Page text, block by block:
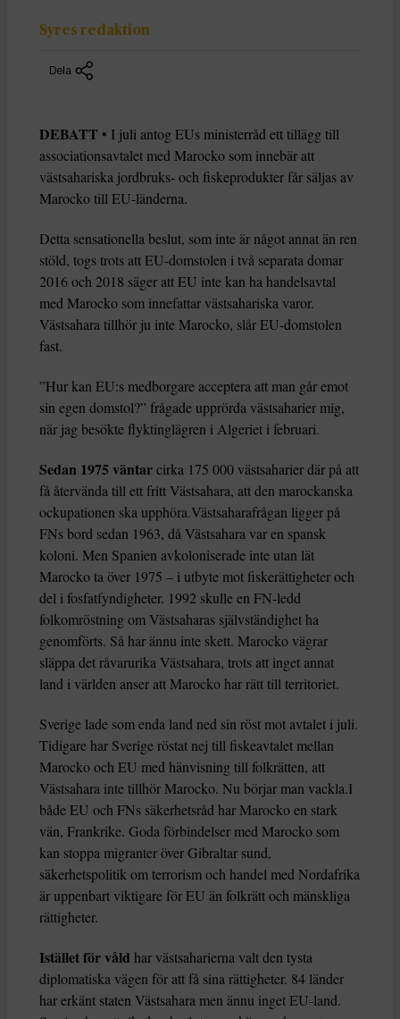
Syres redaktion
Dela
DEBATT • I juli antog EUs ministerråd ett tillägg till
associationsavtalet med Marocko som innebär att
västsahariska jordbruks- och fiskeprodukter får säljas av
Marocko till EU-länderna.
Detta sensationella beslut, som inte är något annat än ren
stöld, togs trots att EU-domstolen i två separata domar
2016 och 2018 säger att EU inte kan ha handelsavtal
med Marocko som innefattar västsahariska varor.
Västsahara tillhör ju inte Marocko, slår EU-domstolen
fast.
”Hur kan EU:s medborgare acceptera att man går emot
sin egen domstol?” frågade upprörda västsaharier mig,
när jag besökte flyktinglägren i Algeriet i februari.
Sedan 1975 väntarcirka 175 000 västsaharier där på att
få återvända till ett fritt Västsahara, att den marockanska
ockupationen ska upphöra.Västsaharafrågan ligger på
FNs bord sedan 1963, då Västsahara var en spansk
koloni. Men Spanien avkoloniserade inte utan lät
Marocko ta över 1975 – i utbyte mot fiskerättigheter och
del i fosfatfyndigheter. 1992 skulle en FN-ledd
folkomröstning om Västsaharas självständighet ha
genomförts. Så har ännu inte skett. Marocko vägrar
släppa det råvarurika Västsahara, trots att inget annat
land i världen anser att Marocko har rätt till territoriet.
Sverige lade som enda land ned sin röst mot avtalet i juli.
Tidigare har Sverige röstat nej till fiskeavtalet mellan
Marocko och EU med hänvisning till folkrätten, att
Västsahara inte tillhör Marocko. Nu börjar man vackla.I
både EU och FNs säkerhetsråd har Marocko en stark
vän, Frankrike. Goda förbindelser med Marocko som
kan stoppa migranter över Gibraltar sund,
säkerhetspolitik om terrorism och handel med Nordafrika
är uppenbart viktigare för EU än folkrätt och mänskliga
rättigheter.
Istället för våld har västsaharierna valt den tysta
diplomatiska vägen för att få sina rättigheter. 84 länder
har erkänt staten Västsahara men ännu inget EU-land.